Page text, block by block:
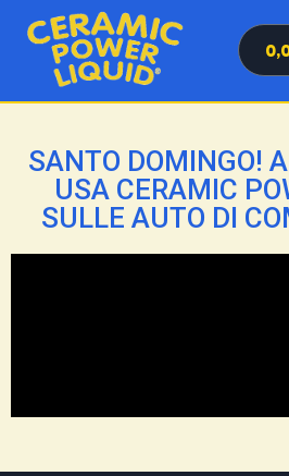
SANTO DOMINGO!
USA CERAMIC
SULLE AUTO DI